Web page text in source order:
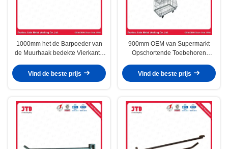
1000mm het de Barpoeder van
de Muurhaak bedekte Vierkante
Vind de beste prijs
900mm OEM van Supermarkt
Opschortende Toebehoren
Draadkooi
Vind de beste prijs